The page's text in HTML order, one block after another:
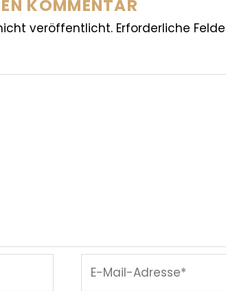
KOMMENTAR
veröffentlicht. Erforderliche
Mail-